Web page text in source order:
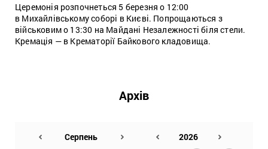
Церемонія розпочнеться 5 березня о 12:00
в Михайлівському соборі в Києві. Попрощаються з
військовим о 13:30 на Майдані Незалежності біля стели.
Кремація — в Крематорії Байкового кладовища.
Архів